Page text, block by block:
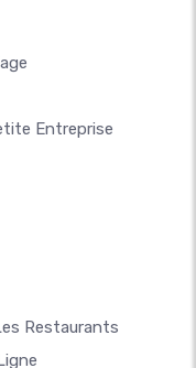
Entreprise
Restaurants